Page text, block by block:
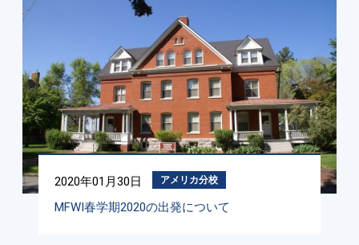
2020年01月30日 アメリカ分校
MFWI春学期2020の出発について